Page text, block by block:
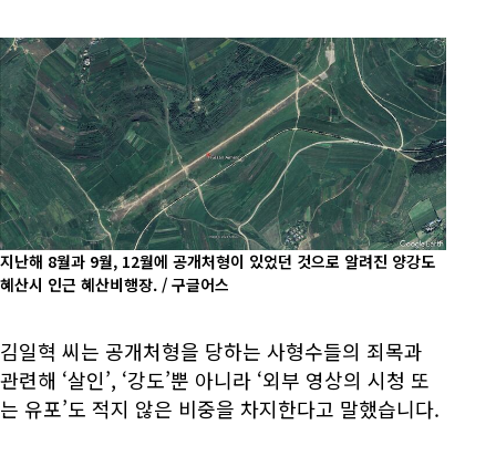
지난해 8월과 9월, 12월에 공개처형이 있었던 것으로 알려진 양강도
혜산시 인근 혜산비행장. / 구글어스
김일혁 씨는 공개처형을 당하는 사형수들의 죄목과
관련해 ‘살인’, ‘강도’뿐 아니라 ‘외부 영상의 시청 또
는 유포’도 적지 않은 비중을 차지한다고 말했습니다.